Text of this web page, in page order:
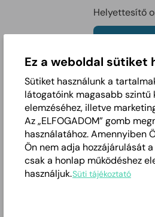
Helyettesítő
Hétfő
Kedd
Szerda
Csütörtök
Péntek
Ez a weboldal sütiket
Sütiket használunk a
látogatóink magasabb szintű
elemzéséhez, illetve
Az „ELFOGADOM” gomb
használatához. Amennyiben
Ön nem adja hozzájárulását
csak a honlap működéshez
használjuk.Süti tájékoztató